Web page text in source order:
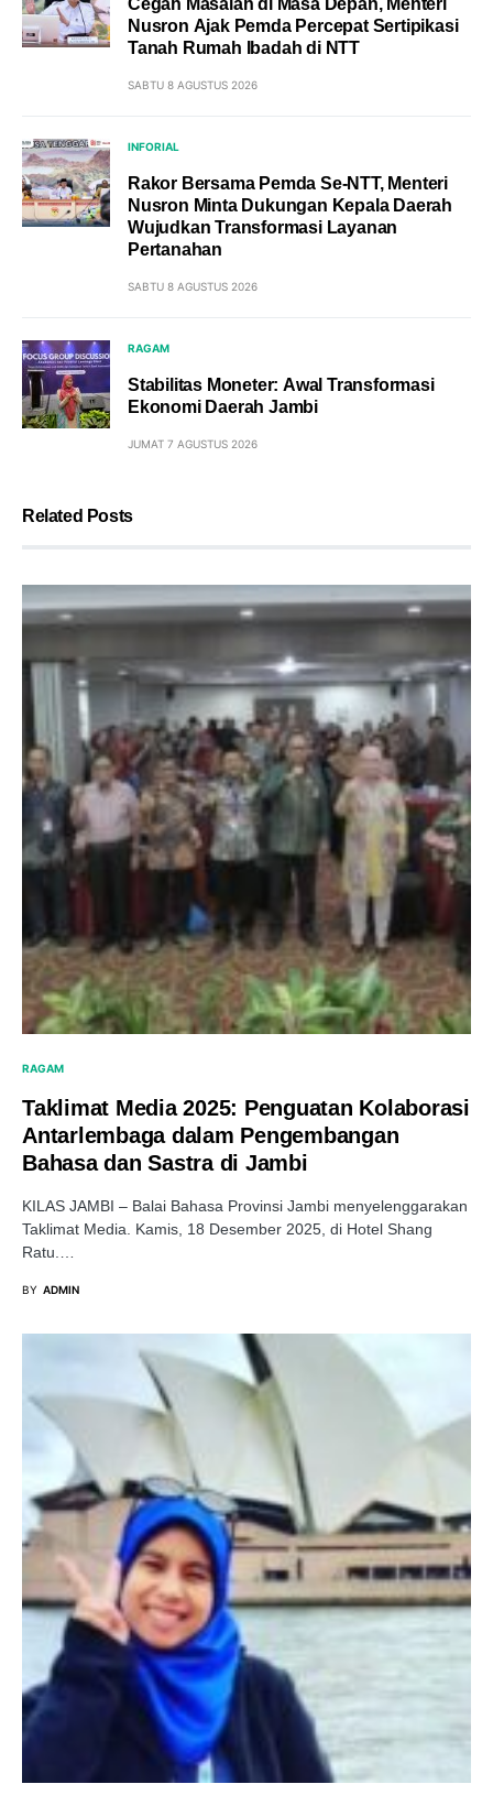
Cegah Masalah di Masa Depan, Menteri
Nusron Ajak Pemda Percepat Sertipikasi
Tanah Rumah Ibadah di NTT
SABTU 8 AGUSTUS 2026
INFORIAL
Rakor Bersama Pemda Se-NTT, Menteri
Nusron Minta Dukungan Kepala Daerah
Wujudkan Transformasi Layanan
Pertanahan
SABTU 8 AGUSTUS 2026
RAGAM
Stabilitas Moneter: Awal Transformasi
Ekonomi Daerah Jambi
JUMAT 7 AGUSTUS 2026
Related Posts
RAGAM
Taklimat Media 2025: Penguatan Kolaborasi
Antarlembaga dalam Pengembangan
Bahasa dan Sastra di Jambi
KILAS JAMBI – Balai Bahasa Provinsi Jambi menyelenggarakan
Taklimat Media. Kamis, 18 Desember 2025, di Hotel Shang
Ratu.…
BY ADMIN